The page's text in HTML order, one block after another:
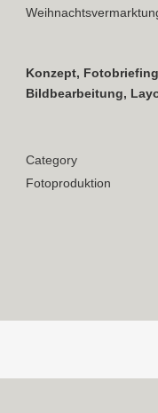
Konzept,
Bildbearbeitung,
Category
Fotoproduktion